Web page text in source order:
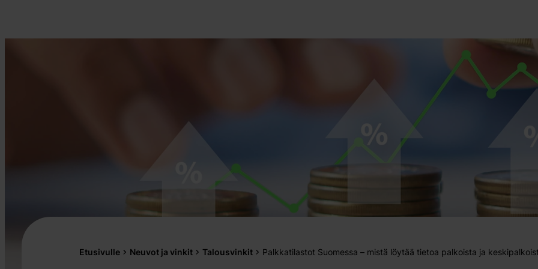
Etusivulle Neuvot ja vinkit Talousvinkit Palkkatilastot Suomessa – mistä löytää tietoa palkoista ja